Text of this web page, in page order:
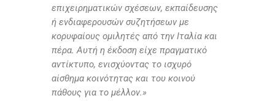
επιχειρηματικών σχέσεων, εκπαίδευσης
ή ενδιαφερουσών συζητήσεων με
κορυφαίους ομιλητές από την Ιταλία και
πέρα. Αυτή η έκδοση είχε πραγματικό
αντίκτυπο, ενισχύοντας το ισχυρό
αίσθημα κοινότητας και του κοινού
πάθους για το μέλλον.»